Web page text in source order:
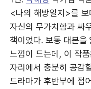
<나의 해방일지>를
자신의 무가치함과 싸
책이었다. 보통 대본을
느낌이 드는데, 이 작
자리에서 충분히 공감
드라마가 후반부에 접